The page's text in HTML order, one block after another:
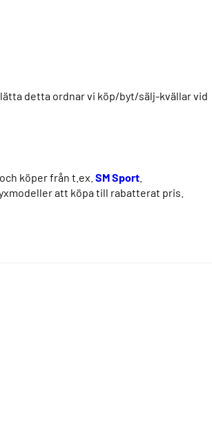
detta ordnar vi köp/byt/sälj-kvällar vid
köper från t.ex. SM Sport
att köpa till rabatterat pris.